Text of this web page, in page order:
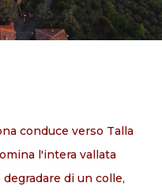
conduce verso Talla
l'intera vallata
di un colle,